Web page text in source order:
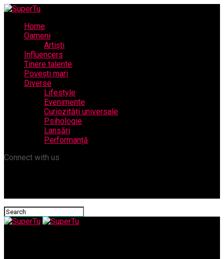
Home
Oameni
Artiști
Influencers
Tinere talente
Povești mari
Diverse
Lifestyle
Evenimente
Curiozități universale
Psihologie
Lansări
Performanță
Connect with us